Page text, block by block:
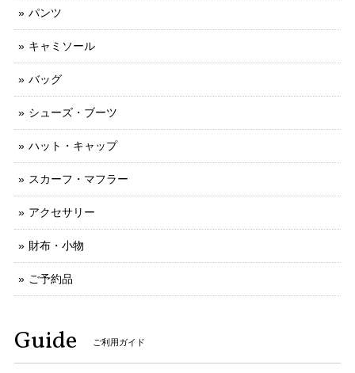
パンツ
キャミソール
バッグ
シューズ・ブーツ
ハット・キャップ
スカーフ・マフラー
アクセサリー
財布・小物
ご予約品
Guide ご利用ガイド